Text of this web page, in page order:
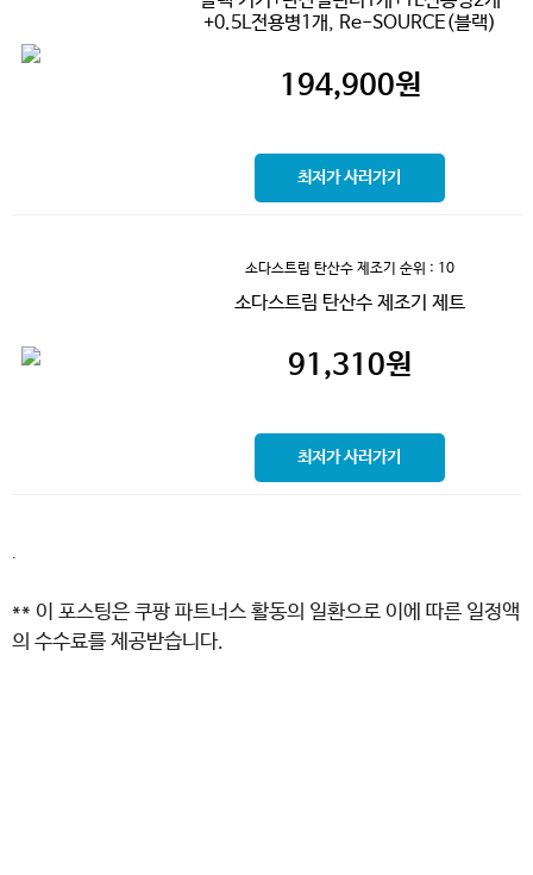
+0.5L전용병1개, Re-SOURCE(블랙)
194,900원
최저가 사러가기
소다스트림 탄산수 제조기 순위 : 10
소다스트림 탄산수 제조기 제트
91,310원
최저가 사러가기
.
** 이 포스팅은 쿠팡 파트너스 활동의 일환으로 이에 따른 일정액
의 수수료를 제공받습니다.